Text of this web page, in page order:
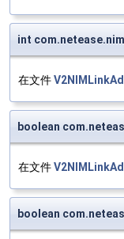
int
在文件
boolean
在文件
boolean